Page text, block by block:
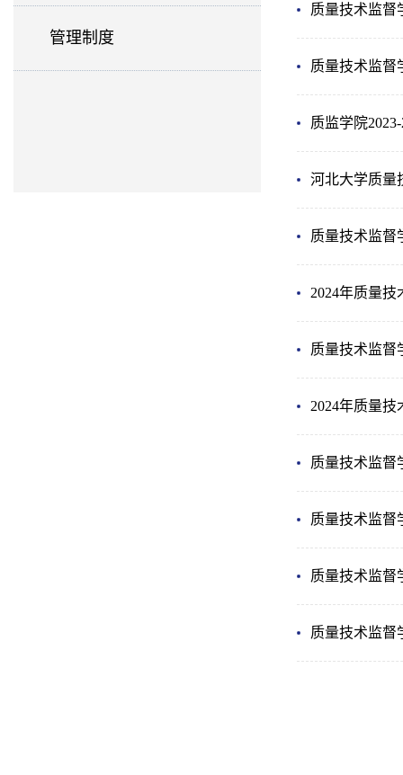
管理制度
质量技术监督
质量技术监督
质监学院
河北大学质量
质量技术监督
2024年质量
质量技术监督
2024年质量
质量技术监督
质量技术监督
质量技术监督
质量技术监督